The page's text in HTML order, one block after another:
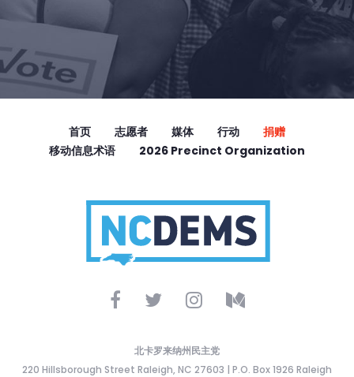
首页 志愿者 媒体 行动
捐赠
移动信息术语
2026 Precinct Organization
北卡罗来纳州民主党
220 Hillsborough Street Raleigh, NC 27603 | P.O. Box 1926 Raleigh